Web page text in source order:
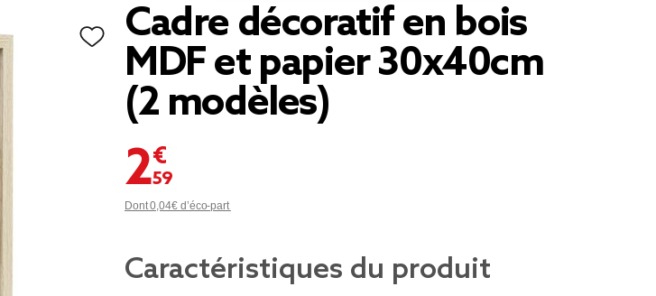
Cadre décoratif en bois
MDF et papier 30x40cm
(2 modèles)
2,59 €
Dont 0,04€ d’éco-part
Caractéristiques du produit